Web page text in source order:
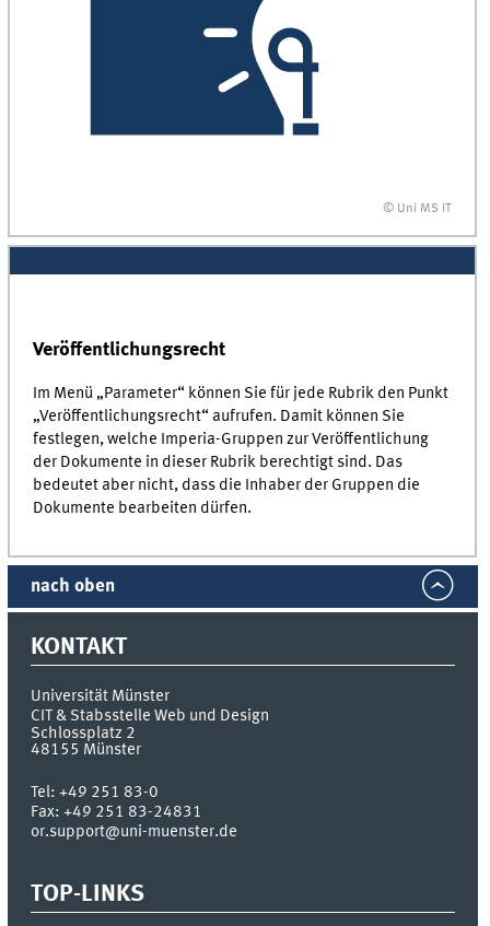
© Uni MS IT
Veröffentlichungsrecht
Im Menü „Parameter“ können Sie für jede Rubrik den Punkt
„Veröffentlichungsrecht“ aufrufen. Damit können Sie
festlegen, welche Imperia-Gruppen zur Veröffentlichung
der Dokumente in dieser Rubrik berechtigt sind. Das
bedeutet aber nicht, dass die Inhaber der Gruppen die
Dokumente bearbeiten dürfen.
nach oben
KONTAKT
Universität Münster
CIT & Stabsstelle Web und Design
Schlossplatz 2
48155 Münster
Tel:+49 251 83-0
Fax:+49 251 83-24831
or.support@uni-muenster.de
TOP-LINKS